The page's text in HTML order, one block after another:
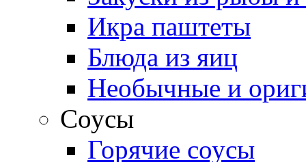
Икра паштеты
Блюда из яиц
Необычные и
Соусы
Горячие соусы